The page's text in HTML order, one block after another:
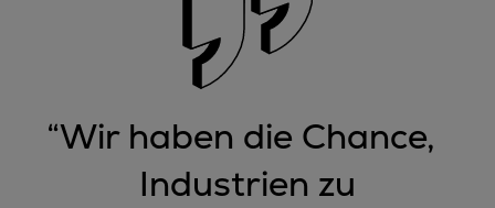
“Wir haben die Chance,
Industrien zu